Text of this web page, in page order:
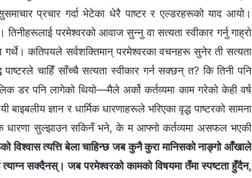
प्रचार गर्दा भेटेका धेरै पाष्टर र एल्डरहरूको याद आयो।
परमेश्‍वरको आवाज सुन्‍नु वा सत्यता स्वीकार गर्नु गाह्रो
कतिपयले सर्वशक्तिमान्‌ परमेश्‍वरका वचनहरू सुनेर ती सत्यता
चाहिँ साँच्‍चै सत्यता स्वीकार गर्न सक्छन् त? कि तिनी पनि
डर पनि लागेको थियो—मैले अर्को कर्तव्यमा काम गरेको केही वर्ष
ज्ञान र धार्मिक धारणाहरूले भरिएका वृद्ध पाष्टरको सामना
धारणा सुल्झाउन सकिनँ भने, के म आफ्‍नो कर्तव्यमा असफल भएकी
विश्‍वास त्यत्ति बेला चाहिन्छ जब कुनै कुरा मानिसको नाङ्गो आँखाले
सक्दैनस्। जब परमेश्‍वरको कामको विषयमा तँमा स्पष्टता हुँदैन,